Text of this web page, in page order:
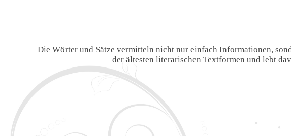
Die Wörter und Sätze vermitteln nicht nur einfach Informationen,
der ältesten literarischen Textformen und lebt